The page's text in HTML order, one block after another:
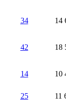
34 14
42 18
14 10
25 11